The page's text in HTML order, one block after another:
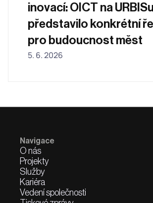
inovací: OICT na URBISu
představilo konkrétní
pro budoucnost měst
5. 6. 2026
Navigace
O nás
Projekty
Služby
Kariéra
Vedení společnosti